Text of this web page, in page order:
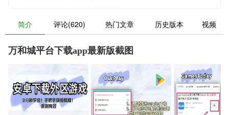
简介 评论(620) 热门文章 历史版本 视频
万和城平台下载app最新版截图